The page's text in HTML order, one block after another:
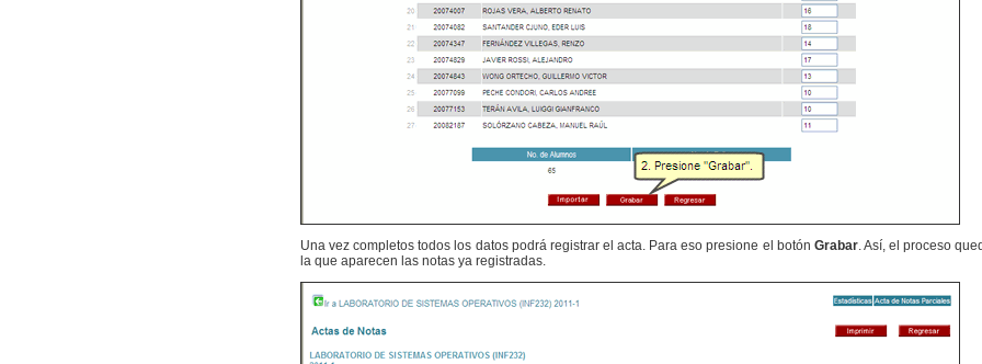
Una vez completos todos los datos podrá registrar el acta. Para eso presione el botón Grabar. Así, el proceso
la que aparecen las notas ya registradas.